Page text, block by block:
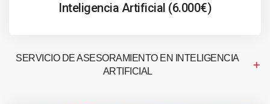
Inteligencia Artificial (6.000€)
SERVICIO DE ASESORAMIENTO EN INTELIGENCIA
ARTIFICIAL